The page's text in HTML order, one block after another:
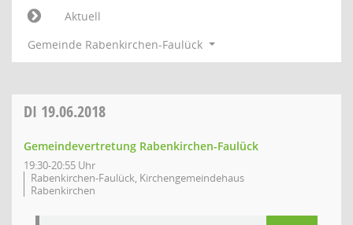
Aktuell
Gemeinde Rabenkirchen-Faulück
DI 19.06.2018
Gemeindevertretung Rabenkirchen-Faulück
19:30-20:55 Uhr
Rabenkirchen-Faulück, Kirchengemeindehaus
Rabenkirchen